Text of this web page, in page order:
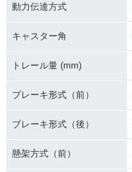
動力伝達方式
キャスター角
トレール量 (mm)
ブレーキ形式（前）
ブレーキ形式（後）
懸架方式（前）